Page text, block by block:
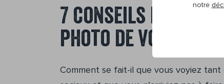
notre
7 conseils pour
photo de votre chien
Comment se fait-il que vous voyiez